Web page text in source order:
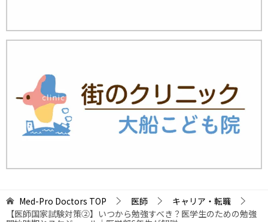
Med-Pro Doctors TOP 医師
キャリア・転職
【医師国家試験対策②】いつから勉強すべき？医学生のための勉強